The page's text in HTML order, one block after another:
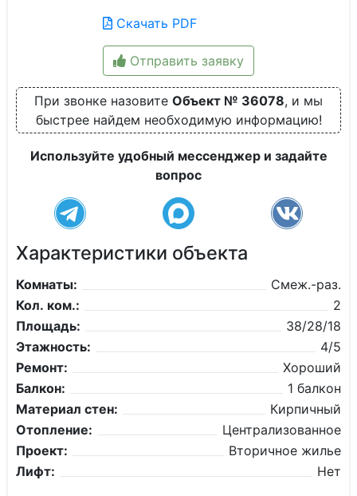
Скачать PDF
Отправить заявку
При звонке назовите Объект № 36078, и мы
быстрее найдем необходимую информацию!
Используйте удобный мессенджер и задайте
вопрос
Характеристики объекта
Комнаты:
Смеж.-раз.
Кол. ком.:
2
Площадь:
38/28/18
Этажность:
4/5
Ремонт:
Хороший
Балкон:
1 балкон
Материал стен:
Кирпичный
Отопление:
Централизованное
Проект:
Вторичное жилье
Лифт:
Нет